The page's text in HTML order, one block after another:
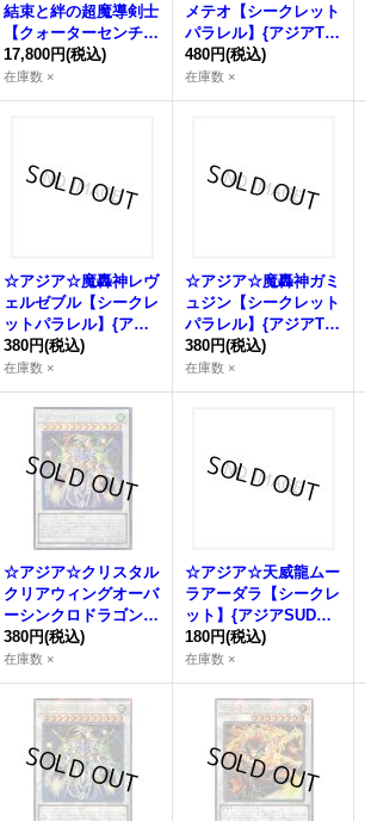
結束と絆の超魔導剣士
【クォーターセンチュ
リーシークレット】
{アジアSUDA-JP000}
《シンクロ》
17,800円(税込)
在庫数 ×
メテオ【シークレット
パラレル】{アジアTW
02-JP040}《シンク
ロ》
480円(税込)
在庫数 ×
☆アジア☆魔轟神レヴ
ェルゼブル【シークレ
ットパラレル】{アジ
アTW02-JP003}《シ
ンクロ》
380円(税込)
在庫数 ×
☆アジア☆魔轟神ガミ
ュジン【シークレット
パラレル】{アジアTW
02-JP002}《シンク
ロ》
380円(税込)
在庫数 ×
☆アジア☆クリスタル
クリアウィングオーバ
ーシンクロドラゴン
【シークレット】{ア
ジアSUDA-JP039}
《シンクロ》
380円(税込)
在庫数 ×
☆アジア☆天威龍ムー
ラアーダラ【シークレ
ット】{アジアSUDA-J
P042}《シンクロ》
180円(税込)
在庫数 ×